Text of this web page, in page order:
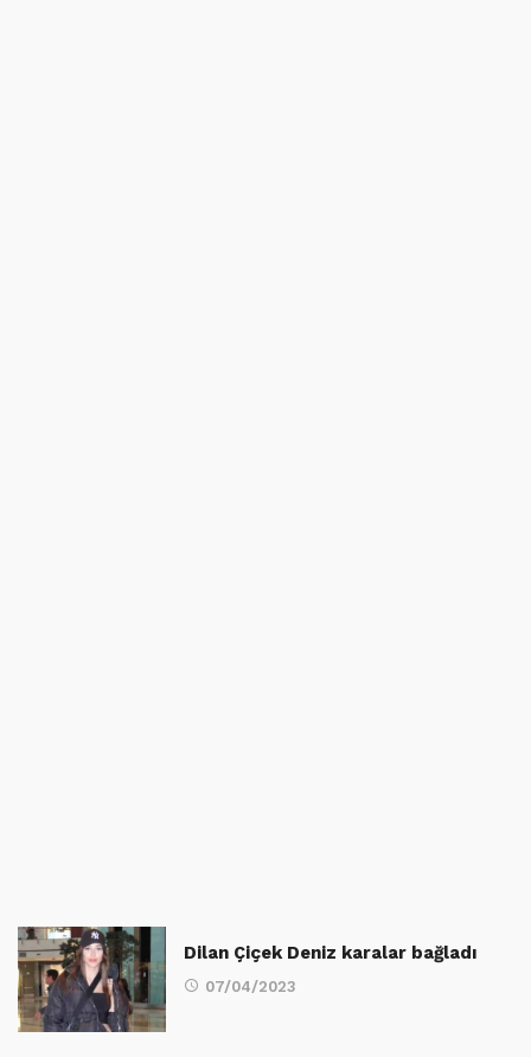
Dilan Çiçek Deniz karalar bağladı
07/04/2023